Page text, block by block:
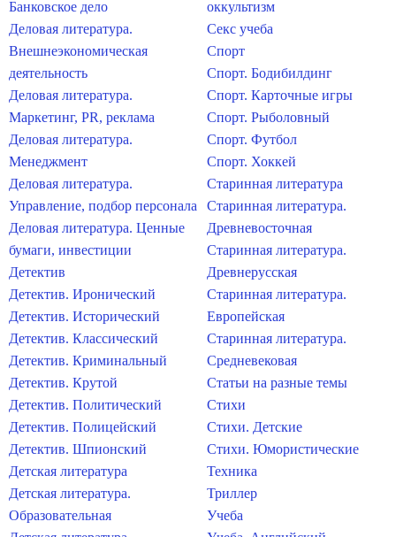
Банковское дело
Деловая литература.
Внешнеэкономическая
деятельность
Деловая литература.
Маркетинг, PR, реклама
Деловая литература.
Менеджмент
Деловая литература.
Управление, подбор персонала
Деловая литература. Ценные
бумаги, инвестиции
Детектив
Детектив. Иронический
Детектив. Исторический
Детектив. Классический
Детектив. Криминальный
Детектив. Крутой
Детектив. Политический
Детектив. Полицейский
Детектив. Шпионский
Детская литература
Детская литература.
Образовательная
оккультизм
Секс учеба
Спорт
Спорт. Бодибилдинг
Спорт. Карточные игры
Спорт. Рыболовный
Спорт. Футбол
Спорт. Хоккей
Старинная литература
Старинная литература.
Древневосточная
Старинная литература.
Древнерусская
Старинная литература.
Европейская
Старинная литература.
Средневековая
Статьи на разные темы
Стихи
Стихи. Детские
Стихи. Юмористические
Техника
Триллер
Учеба